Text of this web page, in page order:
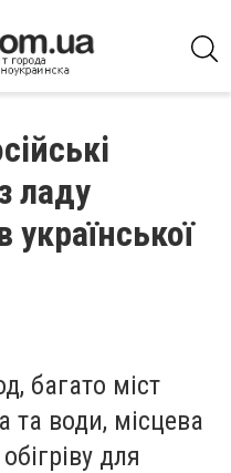
ладу
української
багато міст
та води, місцева
для